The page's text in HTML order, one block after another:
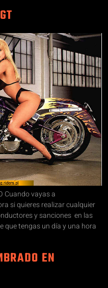
Cuando vayas a
si quieres realizar cualquier
y sanciones en las
que tengas un día y una hora
EN